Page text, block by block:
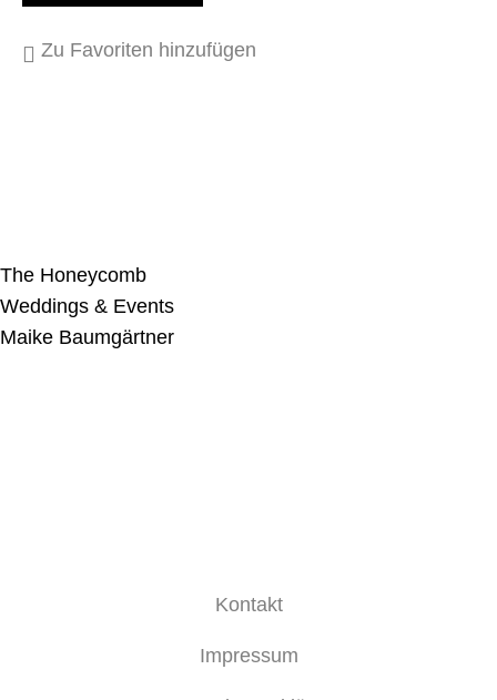
Zu Favoriten hinzufügen
The Honeycomb
Weddings & Events
Maike Baumgärtner
Kontakt
Impressum